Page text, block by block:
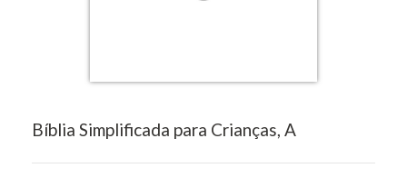
Bíblia Simplificada para Crianças, A